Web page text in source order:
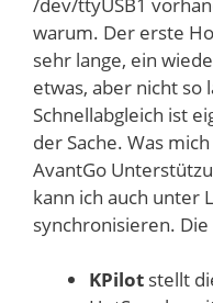
warum. Der erste
sehr lange, ein
etwas, aber nicht so
Schnellabgleich ist
der Sache. Was
AvantGo
kann ich auch unter
synchronisieren.
KPilot stellt